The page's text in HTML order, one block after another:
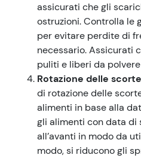
assicurati che gli
ostruzioni. Controlla le
per evitare perdite di
necessario. Assicurati
puliti e liberi da
Rotazione delle scorte
di rotazione delle
alimenti in base alla
gli alimenti con data di
all’avanti in modo da
modo, si riducono gli